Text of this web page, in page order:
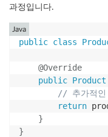
과정입니다.
public class
@Override
public Product
// 추가적인
return
}
}
Java